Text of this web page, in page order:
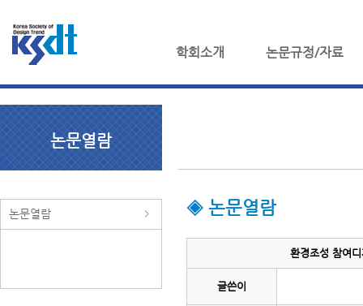
학회소개 논문규정/자료
논문열람
논문열람 ◈ 논문열람
환경조성 참여
글쓴이